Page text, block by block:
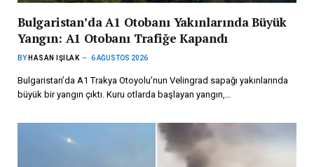
Bulgaristan’da A1 Otobanı Yakınlarında Büyük
Yangın: A1 Otobanı Trafiğe Kapandı
BY HASAN IŞILAK 6 AĞUSTOS 2026
Bulgaristan’da A1 Trakya Otoyolu’nun Velingrad sapağı yakınlarında
büyük bir yangın çıktı. Kuru otlarda başlayan yangın,…